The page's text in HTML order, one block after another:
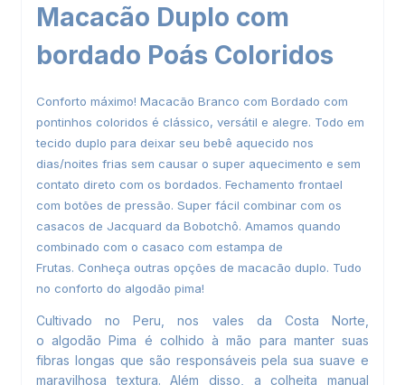
Macacão Duplo com
bordado Poás Coloridos
Conforto máximo! Macacão Branco com Bordado com
pontinhos coloridos é clássico, versátil e alegre. Todo em
tecido duplo para deixar seu bebê aquecido nos
dias/noites frias sem causar o super aquecimento e sem
contato direto com os bordados. Fechamento frontael
com botões de pressão. Super fácil combinar com os
casacos de Jacquard da Bobotchô. Amamos quando
combinado com o casaco com estampa de
Frutas. Conheça outras opções de macacão duplo. Tudo
no conforto do algodão pima!
Cultivado no Peru, nos vales da Costa Norte,
oalgodão Pima é colhido à mão para manter suas
fibras longas que são responsáveis pela sua suave e
maravilhosa textura. Além disso, a colheita manual